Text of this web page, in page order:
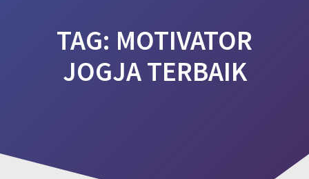
TAG: MOTIVATOR
JOGJA TERBAIK